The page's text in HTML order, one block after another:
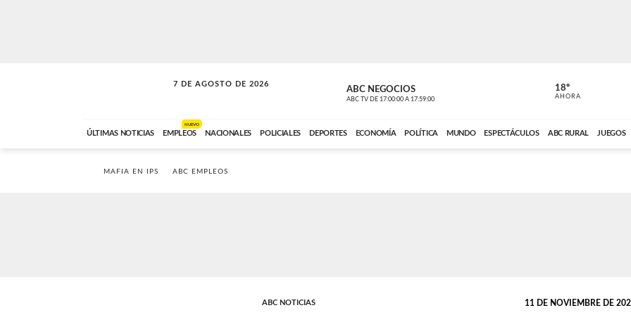
7 DE AGOSTO DE 2026
VITAMINAS ABC NEGOCIOS
ABC TV DE 17:00:00 A 17:59:00 ABC CARDINAL
18º
AHORA
ÚLTIMAS NOTICIAS EMPLEOS
NUEVO
NACIONALES POLICIALES DEPORTES ECONOMÍA POLÍTICA MUNDO ESPECTÁCULOS ABC RURAL JUEGOS
MAFIA EN IPS ABC EMPLEOS
ABC NOTICIAS 11 DE NOVIEMBRE DE